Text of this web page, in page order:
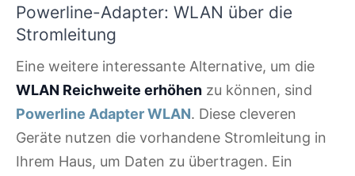
Powerline-Adapter: WLAN über die
Stromleitung
Eine weitere interessante Alternative, um die
WLAN Reichweite erhöhen zu können, sind
Powerline Adapter WLAN. Diese cleveren
Geräte nutzen die vorhandene Stromleitung in
Ihrem Haus, um Daten zu übertragen. Ein